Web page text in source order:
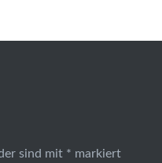
sind mit * markiert